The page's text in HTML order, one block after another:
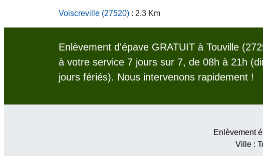
Voiscreville (27520) : 2.3 Km
Enlèvement d'épave GRATUIT à Touville
à votre service 7 jours sur 7, de 08h à 21h
jours fériés). Nous intervenons rapidement !
Enlèvement
Ville :